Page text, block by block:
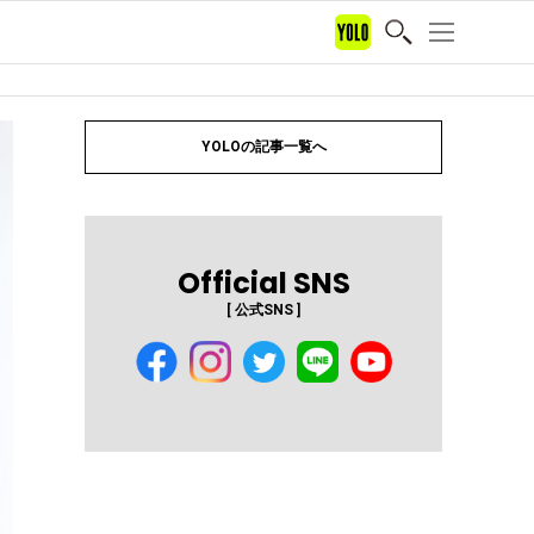
YOLOの記事一覧へ
Official SNS
[ 公式SNS ]